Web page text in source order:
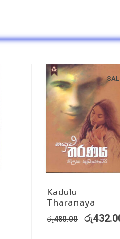
Kadulu
Tharanaya
රු480.00 රු